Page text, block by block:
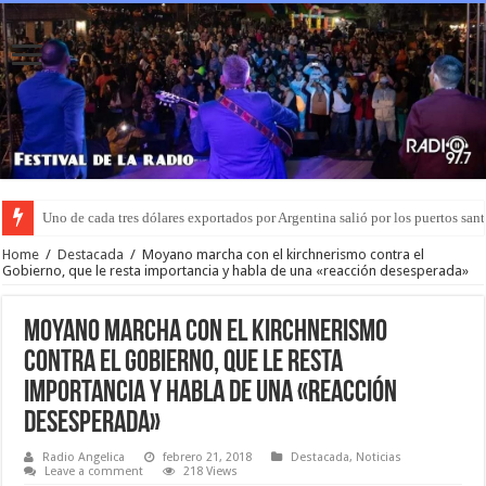
El Gobierno retiró el capítulo sobre venta de tierras a extranjeros para
Home / Destacada / Moyano marcha con el kirchnerismo contra el
Gobierno, que le resta importancia y habla de una «reacción desesperada»
Moyano marcha con el kirchnerismo
contra el Gobierno, que le resta
importancia y habla de una «reacción
desesperada»
Radio Angelica febrero 21, 2018 Destacada, Noticias
Leave a comment
218 Views